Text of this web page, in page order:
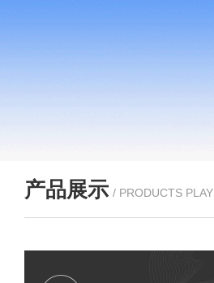
产品展示 / PRODUCTS PLAY